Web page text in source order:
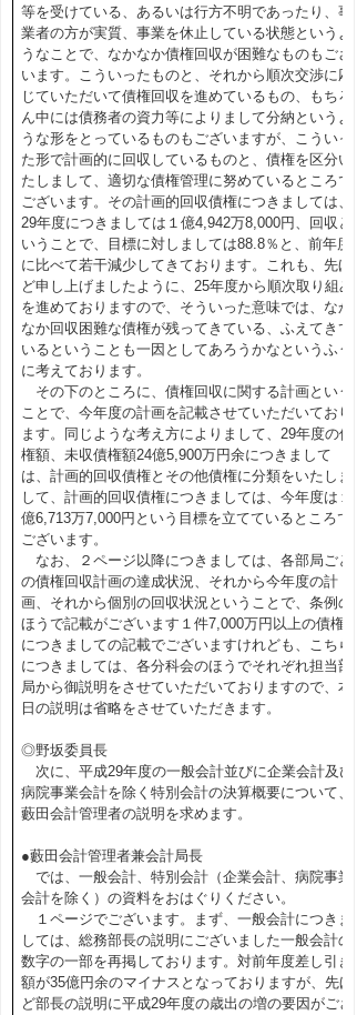
等を受けている、あるいは行方不明であったり、事
業者の方が実質、事業を休止している状態というよ
うなことで、なかなか債権回収が困難なものもござ
います。こういったものと、それから順次交渉に応
じていただいて債権回収を進めているもの、もちろ
ん中には債務者の資力等によりまして分納というよ
うな形をとっているものもございますが、こういっ
た形で計画的に回収しているものと、債権を区分い
たしまして、適切な債権管理に努めているところで
ございます。その計画的回収債権につきましては、
29年度につきましては１億4,942万8,000円、回収と
いうことで、目標に対しましては88.8％と、前年度
に比べて若干減少してきております。これも、先ほ
ど申し上げましたように、25年度から順次取り組み
を進めておりますので、そういった意味では、なか
なか回収困難な債権が残ってきている、ふえてきて
いるということも一因としてあろうかなというふう
に考えております。
その下のところに、債権回収に関する計画という
ことで、今年度の計画を記載させていただいており
ます。同じような考え方によりまして、29年度の債
権額、未収債権額24億5,900万円余につきまして
は、計画的回収債権とその他債権に分類をいたしま
して、計画的回収債権につきましては、今年度は１
億6,713万7,000円という目標を立てているところで
ございます。
なお、２ページ以降につきましては、各部局ごと
の債権回収計画の達成状況、それから今年度の計
画、それから個別の回収状況ということで、条例の
ほうで記載がございます１件7,000万円以上の債権
につきましての記載でございますけれども、こちら
につきましては、各分科会のほうでそれぞれ担当部
局から御説明をさせていただいておりますので、本
日の説明は省略をさせていただきます。
◎野坂委員長
次に、平成29年度の一般会計並びに企業会計及び
病院事業会計を除く特別会計の決算概要について、
藪田会計管理者の説明を求めます。
●藪田会計管理者兼会計局長
では、一般会計、特別会計（企業会計、病院事業
会計を除く）の資料をおはぐりください。
１ページでございます。まず、一般会計につきま
しては、総務部長の説明にございました一般会計の
数字の一部を再掲しております。対前年度差し引き
額が35億円余のマイナスとなっておりますが、先ほ
ど部長の説明に平成29年度の歳出の増の要因がござ